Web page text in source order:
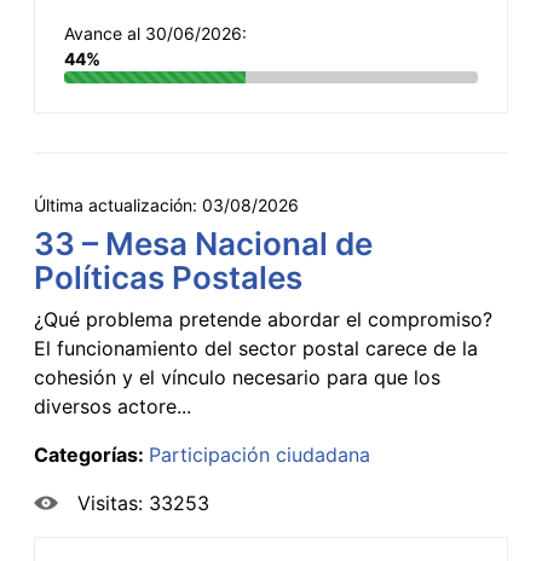
Avance al 30/06/2026:
44%
Última actualización: 03/08/2026
33 – Mesa Nacional de
Políticas Postales
¿Qué problema pretende abordar el compromiso?
El funcionamiento del sector postal carece de la
cohesión y el vínculo necesario para que los
diversos actore...
Categorías: Participación ciudadana
Visitas: 33253